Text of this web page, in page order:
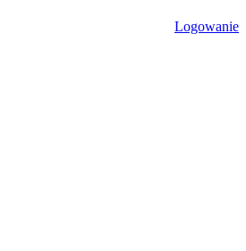
Logowanie